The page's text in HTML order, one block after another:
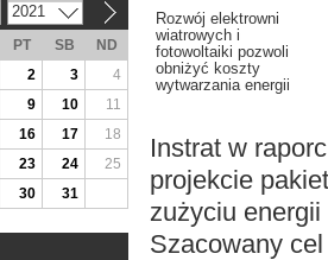
Rozwój elektrowni
wiatrowych i
fotowoltaiki pozwoli
obniżyć koszty
wytwarzania energii
Instrat w
projekcie
zużyciu
Szacowany
2021
PT SB
ND
2 3
4
9 10
11
16 17
18
23 24
25
30 31